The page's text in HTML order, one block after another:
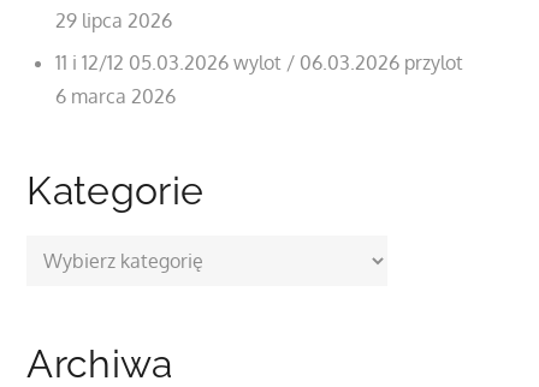
29 lipca 2026
11 i 12/12 05.03.2026 wylot / 06.03.2026 przylot
6 marca 2026
Kategorie
Kategorie
Archiwa